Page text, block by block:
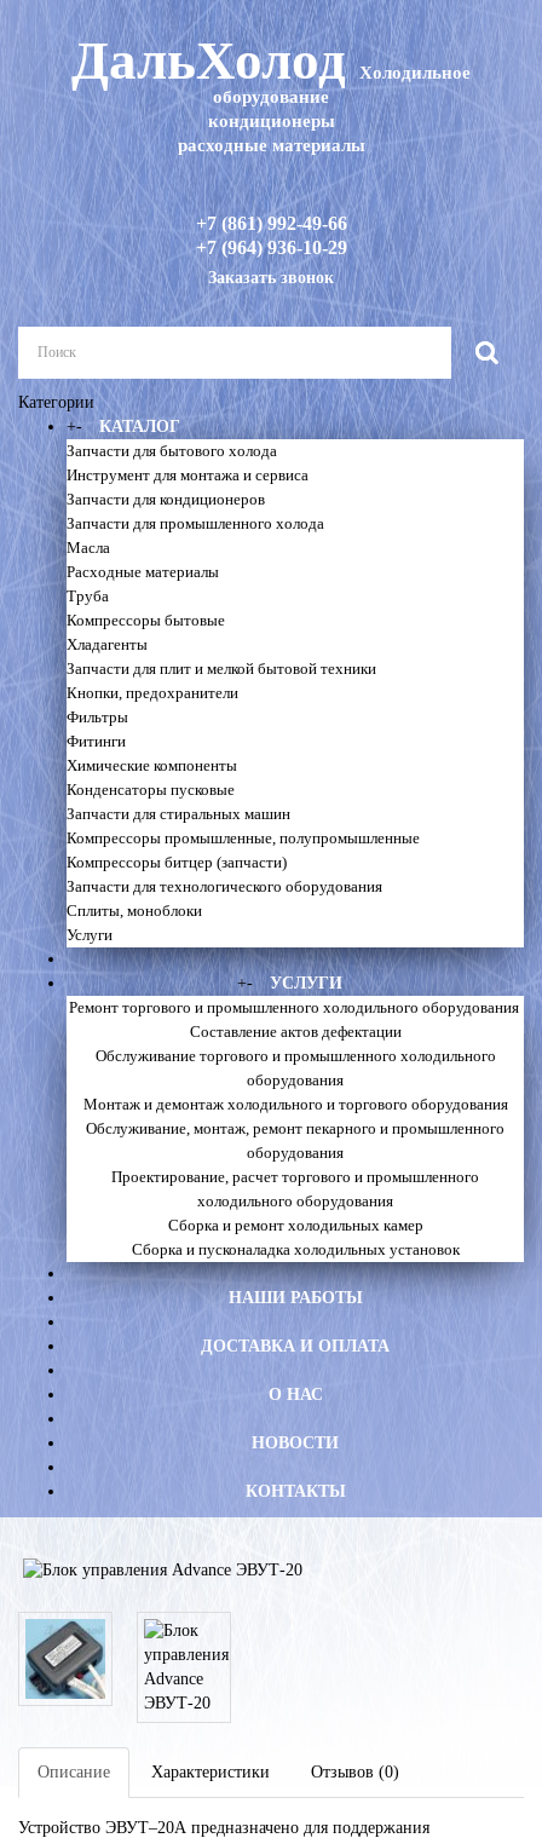
ДальХолодХолодильное
оборудование
кондиционеры
расходные материалы
+7 (861) 992-49-66
+7 (964) 936-10-29
Заказать звонок
Категории
+-
КАТАЛОГ
Запчасти для бытового холода
Инструмент для монтажа и сервиса
Запчасти для кондиционеров
Запчасти для промышленного холода
Масла
Расходные материалы
Труба
Компрессоры бытовые
Хладагенты
Запчасти для плит и мелкой бытовой техники
Кнопки, предохранители
Фильтры
Фитинги
Химические компоненты
Конденсаторы пусковые
Запчасти для стиральных машин
Компрессоры промышленные, полупромышленные
Компрессоры битцер (запчасти)
Запчасти для технологического оборудования
Сплиты, моноблоки
Услуги
+-
УСЛУГИ
Ремонт торгового и промышленного холодильного оборудования
Составление актов дефектации
Обслуживание торгового и промышленного холодильного
оборудования
Монтаж и демонтаж холодильного и торгового оборудования
Обслуживание, монтаж, ремонт пекарного и промышленного
оборудования
Проектирование, расчет торгового и промышленного
холодильного оборудования
Сборка и ремонт холодильных камер
Сборка и пусконаладка холодильных установок
НАШИ РАБОТЫ
ДОСТАВКА И ОПЛАТА
О НАС
НОВОСТИ
КОНТАКТЫ
Описание Характеристики Отзывов (0)
Устройство ЭВУТ–20А предназначено для поддержания